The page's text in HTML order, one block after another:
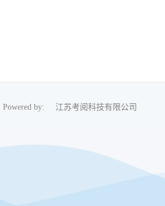
by: 江苏考阅科技有限公司